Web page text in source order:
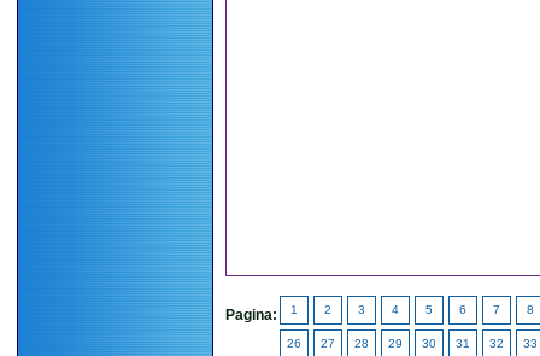
Pagina: 1 2 3 4 5 6 7 8
26 27 28 29 30 31 32 33